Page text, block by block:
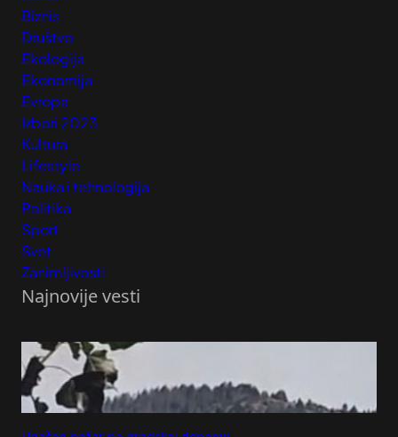
Biznis
Društvo
Ekologija
Ekonomija
Evropa
Izbori 2023
Kultura
Lifestyle
Nauka i tehnologija
Politika
Sport
Svet
Zanimljivosti
Najnovije vesti